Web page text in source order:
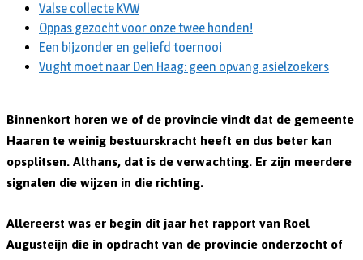
Valse collecte KVW
Oppas gezocht voor onze twee honden!
Een bijzonder en geliefd toernooi
Vught moet naar Den Haag: geen opvang asielzoekers
Binnenkort horen we of de provincie vindt dat de gemeente
Haaren te weinig bestuurskracht heeft en dus beter kan
opsplitsen. Althans, dat is de verwachting. Er zijn meerdere
signalen die wijzen in die richting.
Allereerst was er begin dit jaar het rapport van Roel
Augusteijn die in opdracht van de provincie onderzocht of